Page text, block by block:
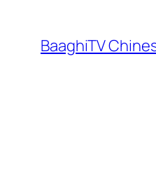
content
BaaghiTV